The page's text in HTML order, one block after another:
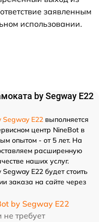
заявленным
использовании.
by Segway E22
Segway E22 выполняется
центр NineBot в
опытом - от 5 лет. На
расширенную
наших услуг.
E22 будет стоить
заказа на сайте через
by Segway E22
не требует